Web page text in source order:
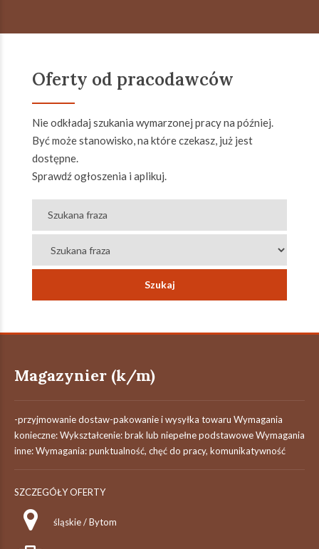
Oferty od pracodawców
Nie odkładaj szukania wymarzonej pracy na później.
Być może stanowisko, na które czekasz, już jest
dostępne.
Sprawdź ogłoszenia i aplikuj.
Magazynier (k/m)
-przyjmowanie dostaw-pakowanie i wysyłka towaru Wymagania
konieczne: Wykształcenie: brak lub niepełne podstawowe Wymagania
inne: Wymagania: punktualność, chęć do pracy, komunikatywność
SZCZEGÓŁY OFERTY
śląskie / Bytom